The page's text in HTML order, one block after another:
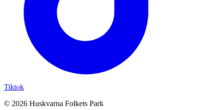
Tiktok
© 2026 Huskvarna Folkets Park